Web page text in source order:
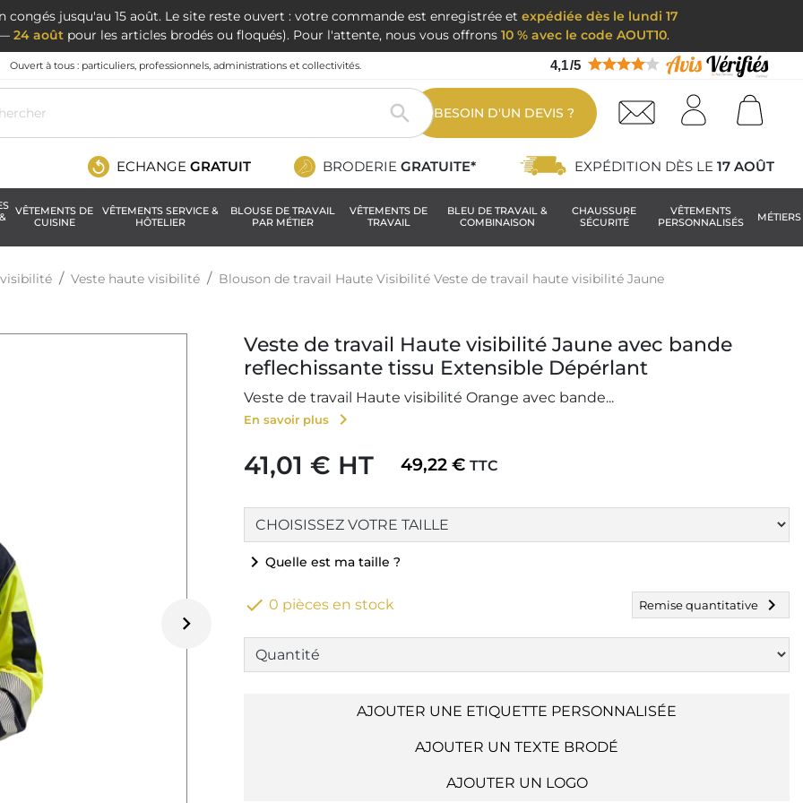
congés jusqu'au 15 août. Le site reste ouvert : votre commande est enregistrée etexpédiée dès le lundi 17
24 août pour les articles brodés ou floqués). Pour l'attente, nous vous offrons 10 % avec le code AOUT10.
Ouvert à tous : particuliers, professionnels, administrations et collectivités. 4,1/5
 BESOIN D'UN DEVIS ?
ECHANGE GRATUIT BRODERIE GRATUITE* EXPÉDITION DÈS LE 17 AOÛT
VÊTEMENTS DE
CUISINE
VÊTEMENTS SERVICE &
HÔTELIER
BLOUSE DE TRAVAIL
PAR MÉTIER
VÊTEMENTS DE
TRAVAIL
BLEU DE TRAVAIL &
COMBINAISON
CHAUSSURE
SÉCURITÉ
VÊTEMENTS
PERSONNALISÉS
MÉTIERS
Veste haute visibilité Blouson de travail Haute Visibilité Veste de travail haute visibilité Jaune

Veste de travail Haute visibilité Jaune avec bande
reflechissante tissu Extensible Dépérlant
Veste de travail Haute visibilité Orange avec bande...
En savoir plus chevron_right
41,01 € HT 49,22 € TTC
chevron_right Quelle est ma taille ?
 0 pièces en stock Remise quantitative chevron_right
AJOUTER UNE ETIQUETTE PERSONNALISÉE
AJOUTER UN TEXTE BRODÉ
AJOUTER UN LOGO